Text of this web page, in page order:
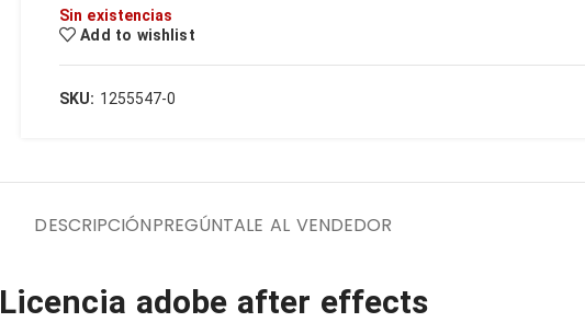
MXN
Sin existencias
Add to wishlist
SKU: 1255547-0
DESCRIPCIÓNPREGÚNTALE AL VENDEDOR
Licencia adobe after effects